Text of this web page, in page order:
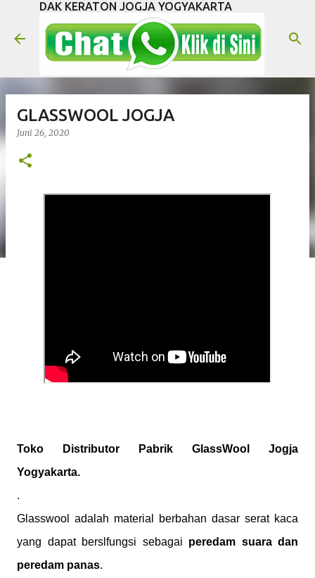
Langsung ke konten utama
DAK KERATON JOGJA YOGYAKARTA
GLASSWOOL JOGJA
Juni 26, 2020
Toko Distributor Pabrik GlassWool Jogja
Yogyakarta.
.
Glasswool adalah material berbahan dasar serat kaca
yang dapat berslfungsi sebagai peredam suara dan
peredam panas.